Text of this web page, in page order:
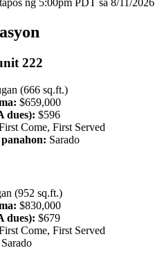
ng 5:00pm PDT sa 8/11/2026
222
(666 sq.ft.)
$659,000
dues): $596
Come, First Served
panahon: Sarado
(952 sq.ft.)
$830,000
dues): $679
Come, First Served
Sarado